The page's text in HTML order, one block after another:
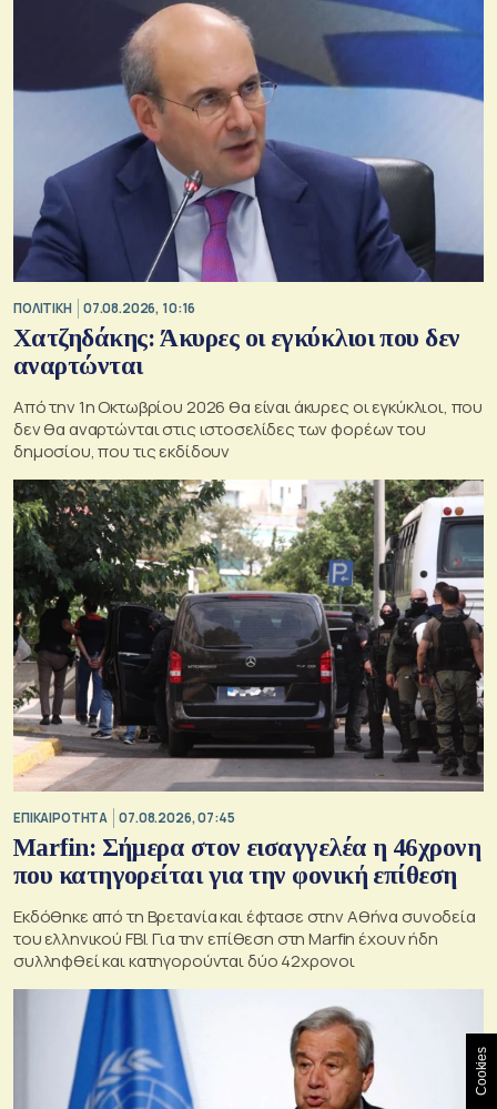
ΠΟΛΙΤΙΚΗ 07.08.2026, 10:16
Χατζηδάκης: Άκυρες οι εγκύκλιοι που δεν
αναρτώνται
Από την 1η Οκτωβρίου 2026 θα είναι άκυρες οι εγκύκλιοι, που
δεν θα αναρτώνται στις ιστοσελίδες των φορέων του
δημοσίου, που τις εκδίδουν
ΕΠΙΚΑΙΡΟΤΗΤΑ 07.08.2026, 07:45
Marfin: Σήμερα στον εισαγγελέα η 46χρονη
που κατηγορείται για την φονική επίθεση
Εκδόθηκε από τη Βρετανία και έφτασε στην Αθήνα συνοδεία
του ελληνικού FBI. Για την επίθεση στη Marfin έχουν ήδη
συλληφθεί και κατηγορούνται δύο 42χρονοι
Cookies